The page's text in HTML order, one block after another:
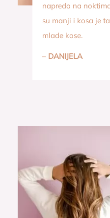
napreda na
su manji i kosa je
mlade kose.
– DANIJELA